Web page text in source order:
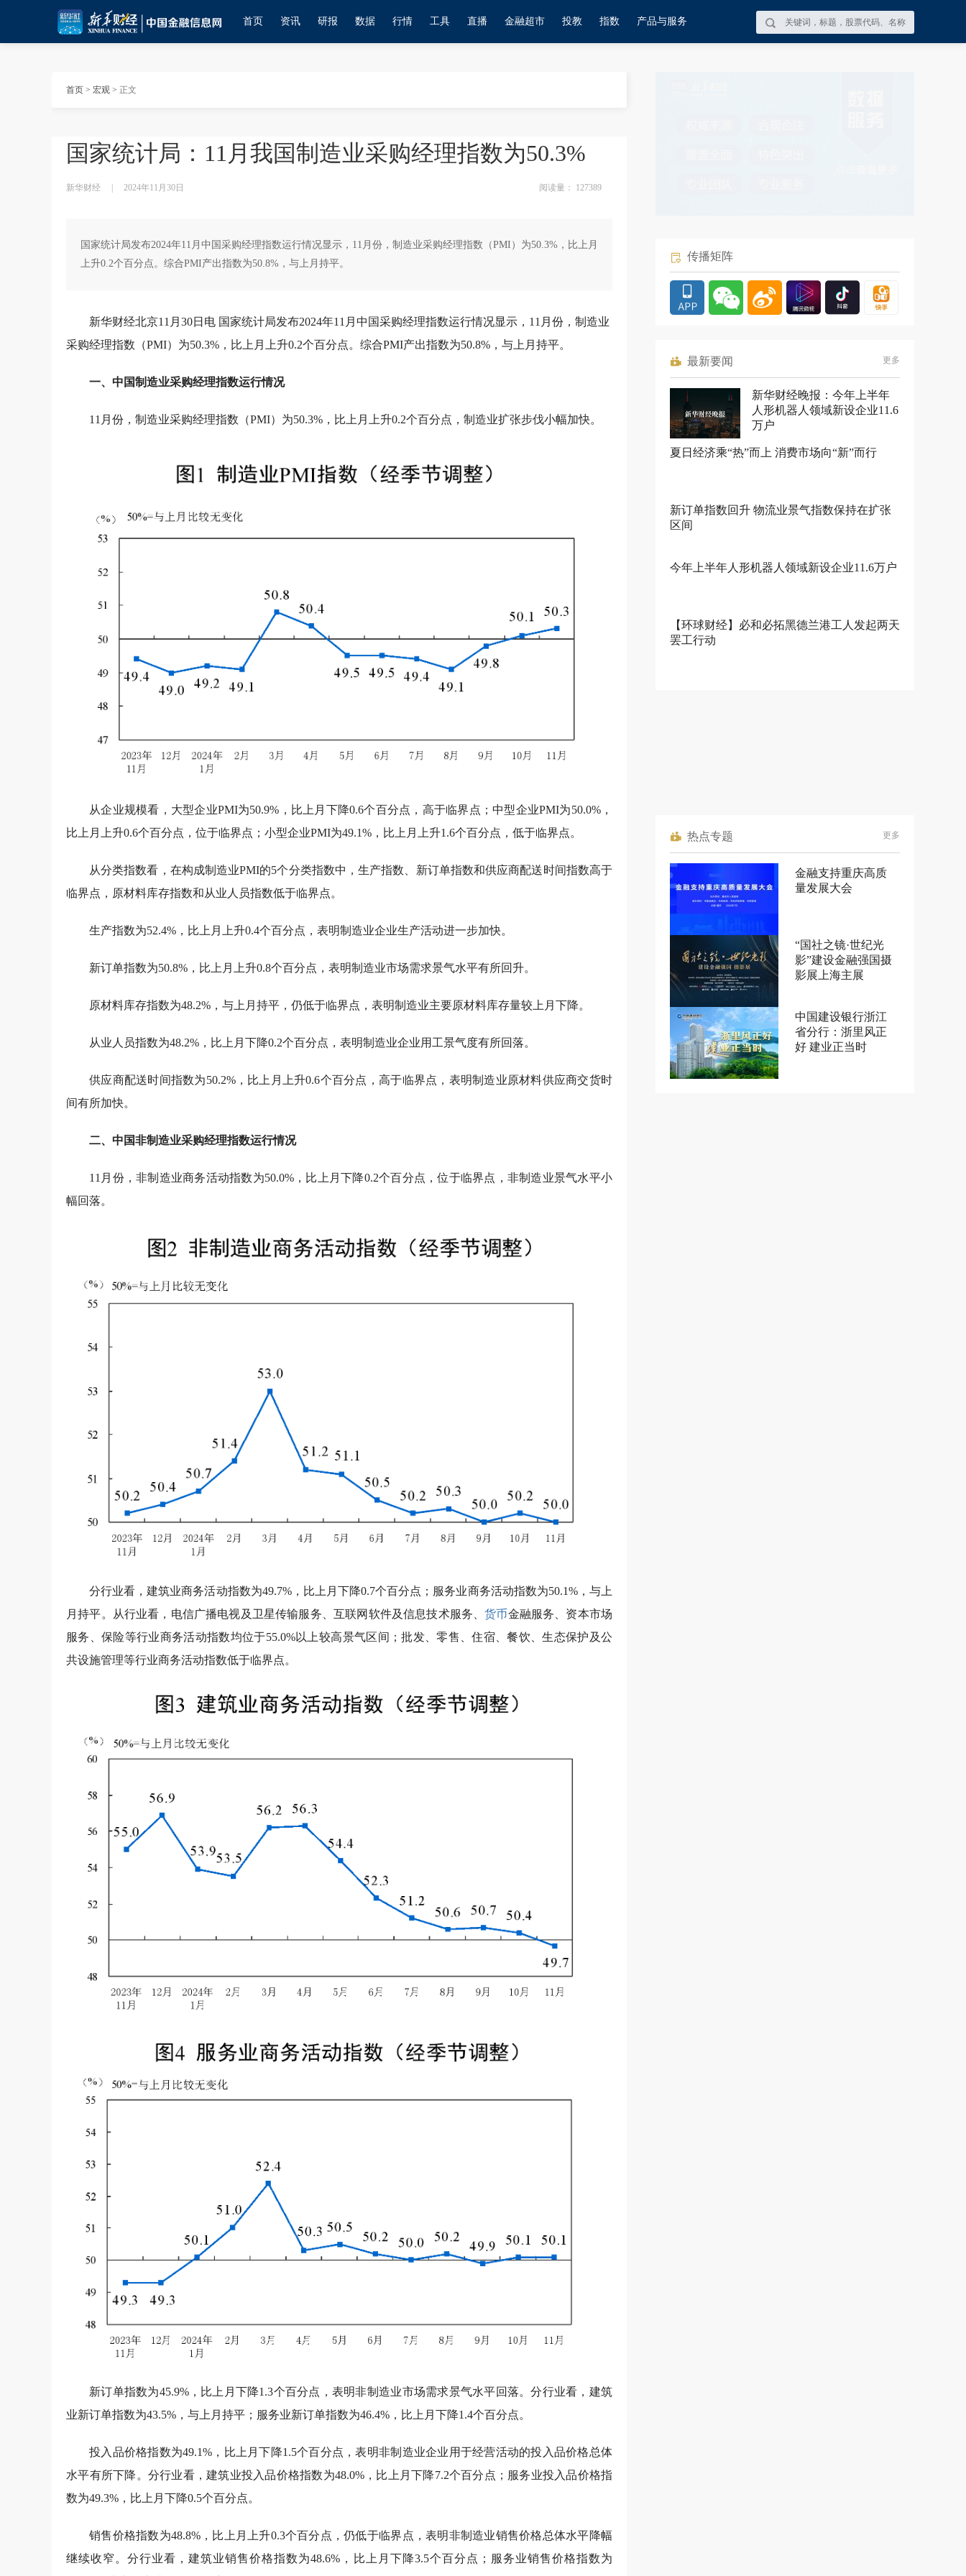
首页 资讯 研报 数据 行情 工具 直播 金融超市 投教 指数 产品与服务
首页 > 宏观 > 正文
国家统计局：11月我国制造业采购经理指数为50.3%
新华财经 2024年11月30日 阅读量： 127389
国家统计局发布2024年11月中国采购经理指数运行情况显示，11月份，制造业采购经理指数（PMI）为50.3%，比上月
上升0.2个百分点。综合PMI产出指数为50.8%，与上月持平。
新华财经北京11月30日电 国家统计局发布2024年11月中国采购经理指数运行情况显示，11月份，制造业
采购经理指数（PMI）为50.3%，比上月上升0.2个百分点。综合PMI产出指数为50.8%，与上月持平。
一、中国制造业采购经理指数运行情况
11月份，制造业采购经理指数（PMI）为50.3%，比上月上升0.2个百分点，制造业扩张步伐小幅加快。
从企业规模看，大型企业PMI为50.9%，比上月下降0.6个百分点，高于临界点；中型企业PMI为50.0%，
比上月上升0.6个百分点，位于临界点；小型企业PMI为49.1%，比上月上升1.6个百分点，低于临界点。
从分类指数看，在构成制造业PMI的5个分类指数中，生产指数、新订单指数和供应商配送时间指数高于
临界点，原材料库存指数和从业人员指数低于临界点。
生产指数为52.4%，比上月上升0.4个百分点，表明制造业企业生产活动进一步加快。
新订单指数为50.8%，比上月上升0.8个百分点，表明制造业市场需求景气水平有所回升。
原材料库存指数为48.2%，与上月持平，仍低于临界点，表明制造业主要原材料库存量较上月下降。
从业人员指数为48.2%，比上月下降0.2个百分点，表明制造业企业用工景气度有所回落。
供应商配送时间指数为50.2%，比上月上升0.6个百分点，高于临界点，表明制造业原材料供应商交货时
间有所加快。
二、中国非制造业采购经理指数运行情况
11月份，非制造业商务活动指数为50.0%，比上月下降0.2个百分点，位于临界点，非制造业景气水平小
幅回落。
分行业看，建筑业商务活动指数为49.7%，比上月下降0.7个百分点；服务业商务活动指数为50.1%，与上
月持平。从行业看，电信广播电视及卫星传输服务、互联网软件及信息技术服务、货币金融服务、资本市场
服务、保险等行业商务活动指数均位于55.0%以上较高景气区间；批发、零售、住宿、餐饮、生态保护及公
共设施管理等行业商务活动指数低于临界点。
新订单指数为45.9%，比上月下降1.3个百分点，表明非制造业市场需求景气水平回落。分行业看，建筑
业新订单指数为43.5%，与上月持平；服务业新订单指数为46.4%，比上月下降1.4个百分点。
投入品价格指数为49.1%，比上月下降1.5个百分点，表明非制造业企业用于经营活动的投入品价格总体
水平有所下降。分行业看，建筑业投入品价格指数为48.0%，比上月下降7.2个百分点；服务业投入品价格指
数为49.3%，比上月下降0.5个百分点。
销售价格指数为48.8%，比上月上升0.3个百分点，仍低于临界点，表明非制造业销售价格总体水平降幅
继续收窄。分行业看，建筑业销售价格指数为48.6%，比上月下降3.5个百分点；服务业销售价格指数为
传播矩阵
最新要闻 更多
新华财经晚报：今年上半年
人形机器人领域新设企业11.6
万户
夏日经济乘“热”而上 消费市场向“新”而行
新订单指数回升 物流业景气指数保持在扩张
区间
今年上半年人形机器人领域新设企业11.6万户
【环球财经】必和必拓黑德兰港工人发起两天
罢工行动
热点专题 更多
金融支持重庆高质
量发展大会
“国社之镜·世纪光
影”建设金融强国摄
影展上海主展
中国建设银行浙江
省分行：浙里风正
好 建业正当时